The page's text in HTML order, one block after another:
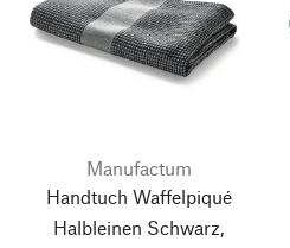
Manufactum
Handtuch Waffelpiqué
Halbleinen Schwarz,